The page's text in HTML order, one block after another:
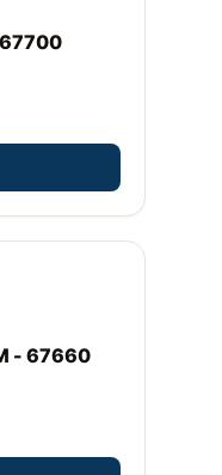
67700
- 67660